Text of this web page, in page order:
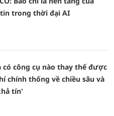
trong thời đại AI
có công cụ nào thay thế được
chính thống về chiều sâu và
tín'